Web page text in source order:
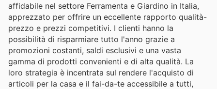
affidabile nel settore Ferramenta e Giardino in Italia,
apprezzato per offrire un eccellente rapporto qualità-
prezzo e prezzi competitivi. I clienti hanno la
possibilità di risparmiare tutto l'anno grazie a
promozioni costanti, saldi esclusivi e una vasta
gamma di prodotti convenienti e di alta qualità. La
loro strategia è incentrata sul rendere l'acquisto di
articoli per la casa e il fai-da-te accessibile a tutti,